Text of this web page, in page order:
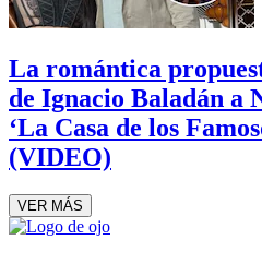
La romántica
de Ignacio Baladán a
‘La Casa de los
(VIDEO)
VER MÁS